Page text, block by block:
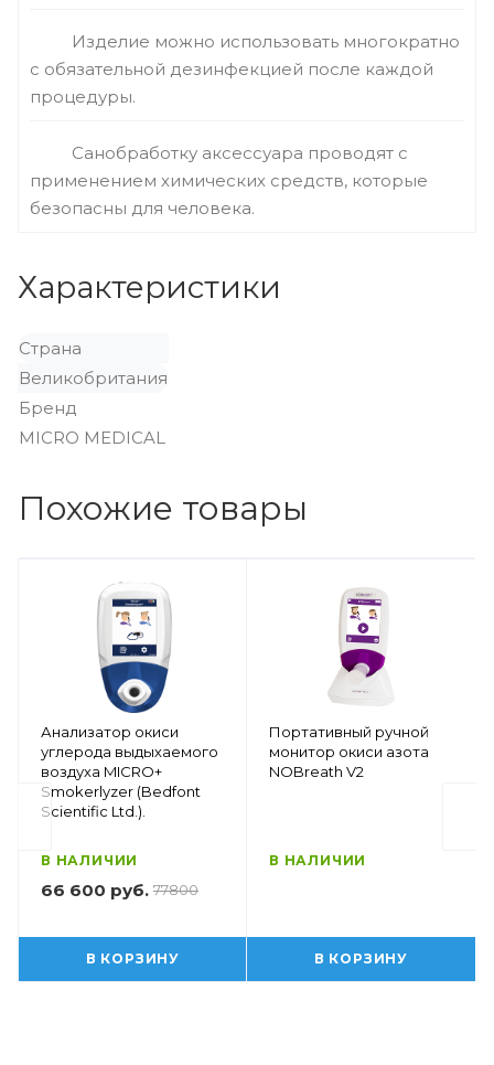
Изделие можно использовать многократно
с обязательной дезинфекцией после каждой
процедуры.
Санобработку аксессуара проводят с
применением химических средств, которые
безопасны для человека.
Характеристики
Страна
Великобритания
Бренд
MICRO MEDICAL
Похожие товары
Анализатор окиси
углерода выдыхаемого
воздуха MICRO+
Smokerlyzer (Bedfont
Scientific Ltd.).
В НАЛИЧИИ
66 600 руб. 77800
В КОРЗИНУ
Портативный ручной
монитор окиси азота
NOBreath V2
В НАЛИЧИИ
В КОРЗИНУ